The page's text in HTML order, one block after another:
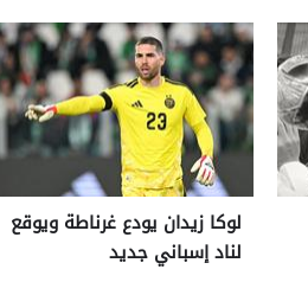
لوكا زيدان يودع غرناطة ويوقع
لناد إسباني جديد